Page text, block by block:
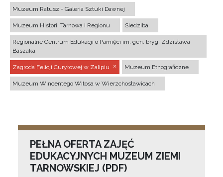
Muzeum Ratusz - Galeria Sztuki Dawnej
Muzeum Historii Tarnowa i Regionu Siedziba
Regionalne Centrum Edukacji o Pamięci im. gen. bryg. Zdzisława
Baszaka
Zagroda Felicji Curyłowej w Zalipiu Muzeum Etnograficzne
Muzeum Wincentego Witosa w Wierzchosławicach
PEŁNA OFERTA ZAJĘĆ
EDUKACYJNYCH MUZEUM ZIEMI
TARNOWSKIEJ (PDF)